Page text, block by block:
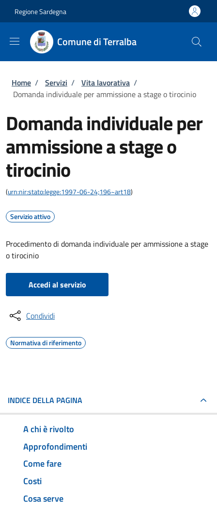
Regione Sardegna
Comune di Terralba
Briciole di pane
Home / Servizi / Vita lavorativa /
Domanda individuale per ammissione a stage o tirocinio
Domanda individuale per
ammissione a stage o
tirocinio
(urn:nir:stato:legge:1997-06-24;196~art18)
Servizio attivo
Procedimento di domanda individuale per ammissione a stage
o tirocinio
Accedi al servizio
Condividi
Normativa di riferimento
INDICE DELLA PAGINA
A chi è rivolto
Approfondimenti
Come fare
Costi
Cosa serve